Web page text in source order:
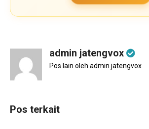
admin jatengvox
Pos lain oleh admin jatengvox
Pos terkait